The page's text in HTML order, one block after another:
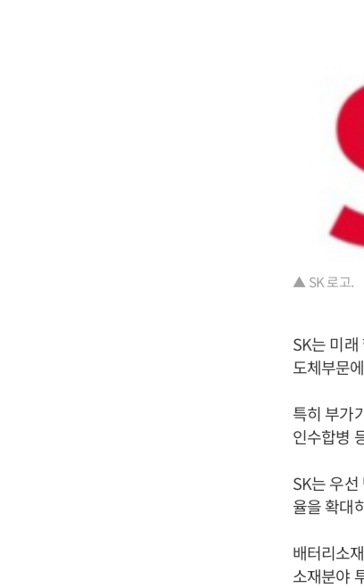
▲ SK 로고.
SK는 미
도체부문
특히 부가
인수합병
SK는 우
율을 확대
배터리소
소재분야